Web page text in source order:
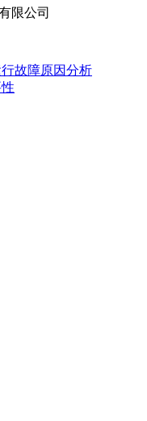
故障原因分析